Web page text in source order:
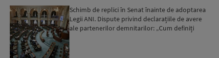
Schimb de replici în Senat înainte de adoptarea
Legii ANI. Dispute privind declarațiile de avere
ale partenerilor demnitarilor: „Cum definiți